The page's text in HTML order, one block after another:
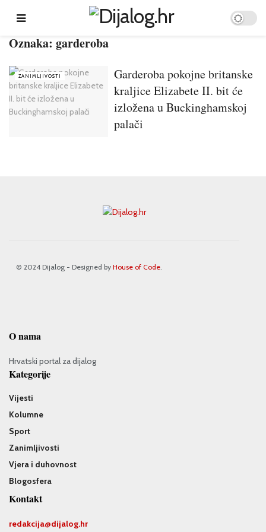
Oznaka: garderoba
ZANIMLJIVOSTI
Garderoba pokojne britanske
kraljice Elizabete II. bit će
izložena u Buckinghamskoj
palači
© 2024 Dijalog - Designed by House of Code.
O nama
Hrvatski portal za dijalog
Kategorije
Vijesti
Kolumne
Sport
Zanimljivosti
Vjera i duhovnost
Blogosfera
Kontakt
redakcija@dijalog.hr